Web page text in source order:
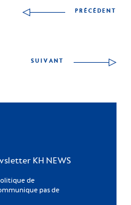
PRÉCÉDENT
SUIVANT
KH NEWS
de
pas de